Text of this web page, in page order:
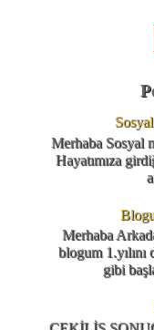
Merhaba Sosyal
Hayatımıza
Merhaba
blogum 1.yılını
gibi